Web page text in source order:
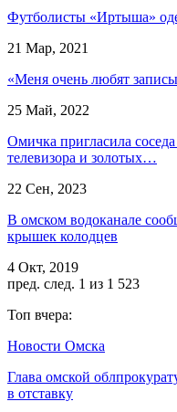
Футболисты «Иртыша»
21 Мар, 2021
«Меня очень любят
25 Май, 2022
Омичка пригласила
телевизора и золотых…
22 Сен, 2023
В омском водоканале
крышек колодцев
4 Окт, 2019
пред. след. 1 из 1 523
Топ вчера:
Новости Омска
Глава омской
в отставку